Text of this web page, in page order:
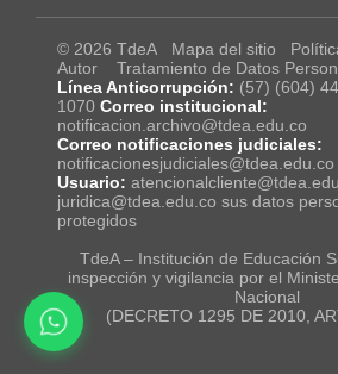
© 2026 TdeA Mapa del sitio
Autor
Tratamiento de Datos
Línea Anticorrupción: (57) (604)
1070 Correo institucional:
notificacion.archivo@tdea.edu.co
Correo notificaciones judiciales:
notificacionesjudiciales@tdea.edu.co
Usuario:
juridica@tdea.edu.co sus datos
protegidos
TdeA – Institución de Educación
inspección y vigilancia por el
Nacional
(DECRETO 1295 DE 2010,